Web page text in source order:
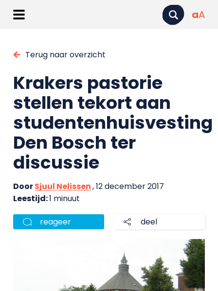
aA
Terug naar overzicht
Krakers pastorie
stellen tekort aan
studentenhuisvesting
Den Bosch ter
discussie
DoorSjuul Nelissen, 12 december 2017
Leestijd:1 minuut
reageer deel